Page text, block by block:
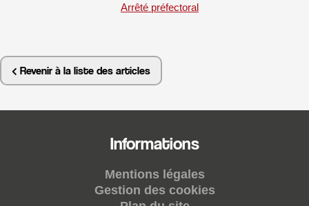
Arrêté préfectoral
Revenir à la liste des articles
Informations
Mentions légales
Gestion des cookies